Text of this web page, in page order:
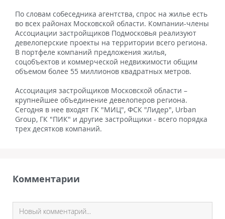
По словам собеседника агентства, спрос на жилье есть
во всех районах Московской области. Компании-члены
Ассоциации застройщиков Подмосковья реализуют
девелоперские проекты на территории всего региона.
В портфеле компаний предложения жилья,
соцобъектов и коммерческой недвижимости общим
объемом более 55 миллионов квадратных метров.
Ассоциация застройщиков Московской области –
крупнейшее объединение девелоперов региона.
Сегодня в нее входят ГК "МИЦ", ФСК "Лидер", Urban
Group, ГК "ПИК" и другие застройщики - всего порядка
трех десятков компаний.
Комментарии